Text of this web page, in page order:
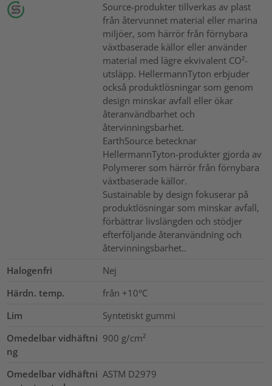
Source-produkter tillverkas av plast
från återvunnet material eller marina
miljöer, som härrör från förnybara
växtbaserade källor eller använder
material med lägre ekvivalent CO²-
utsläpp. HellermannTyton erbjuder
också produktlösningar som genom
design minskar avfall eller ökar
återanvändbarhet och
återvinningsbarhet.
EarthSource betecknar
HellermannTyton-produkter gjorda av
Polymerer som härrör från förnybara
växtbaserade källor.
Sustainable by design fokuserar på
produktlösningar som minskar avfall,
förbättrar livslängden och stödjer
efterföljande återanvändning och
återvinningsbarhet..
Halogenfri
Nej
Härdn. temp.
från +10°C
Lim
Syntetiskt gummi
Omedelbar vidhäftni
ng
900 g/cm²
Omedelbar vidhäftni ASTM D2979